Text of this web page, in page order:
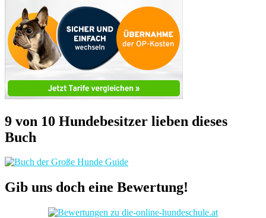
9 von 10 Hundebesitzer lieben dieses
Buch
Gib uns doch eine Bewertung!